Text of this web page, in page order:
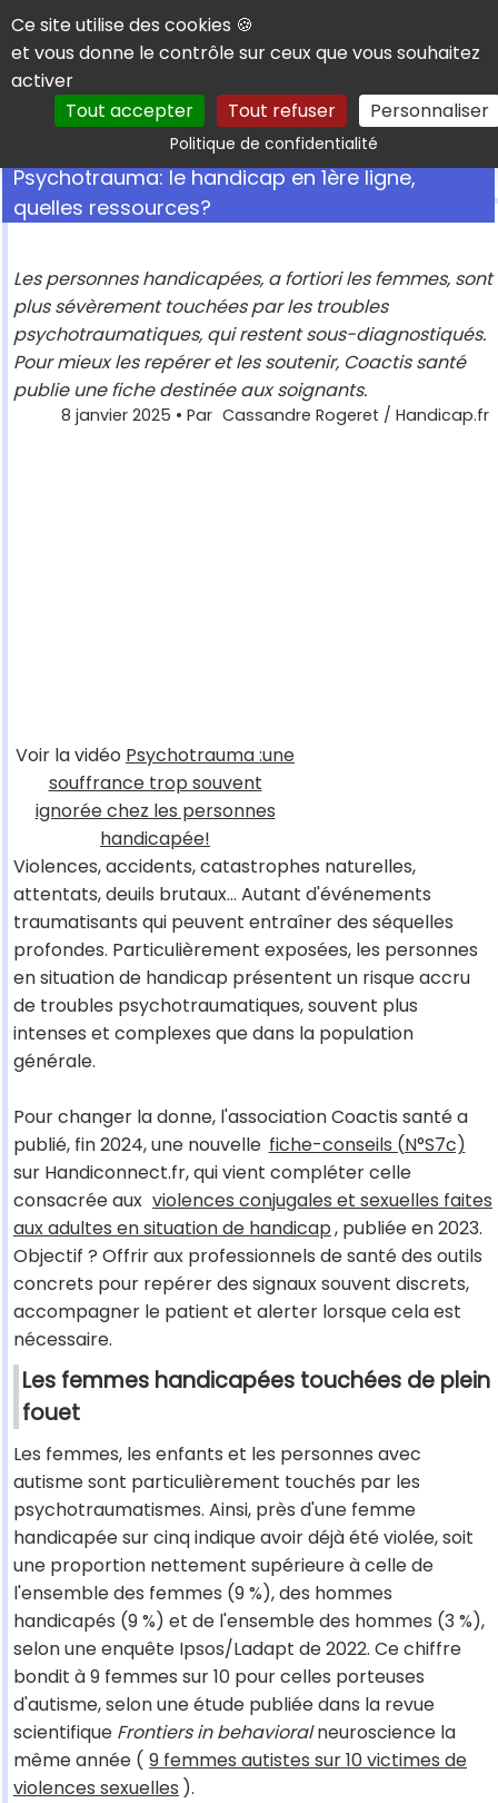
Panneau de gestion des cookies
Ce site utilise des cookies 🍪
et vous donne le contrôle sur ceux que vous souhaitez
activer
Tout accepter
Tout refuser Personnaliser
Politique de confidentialitéRechercher
Psychotrauma: le handicap en 1ère ligne,
quelles ressources?
Les personnes handicapées, a fortiori les femmes, sont
plus sévèrement touchées par les troubles
psychotraumatiques, qui restent sous-diagnostiqués.
Pour mieux les repérer et les soutenir, Coactis santé
publie une fiche destinée aux soignants.
8 janvier 2025 • Par Cassandre Rogeret / Handicap.fr
Voir la vidéo Psychotrauma :une
souffrance trop souvent
ignorée chez les personnes
handicapée!
Violences, accidents, catastrophes naturelles,
attentats, deuils brutaux… Autant d'événements
traumatisants qui peuvent entraîner des séquelles
profondes. Particulièrement exposées, les personnes
en situation de handicap présentent un risque accru
de troubles psychotraumatiques, souvent plus
intenses et complexes que dans la population
générale.
Pour changer la donne, l'association Coactis santé a
publié, fin 2024, une nouvelle fiche-conseils (N°S7c)
sur Handiconnect.fr, qui vient compléter celle
consacrée aux violences conjugales et sexuelles faites
aux adultes en situation de handicap, publiée en 2023.
Objectif ? Offrir aux professionnels de santé des outils
concrets pour repérer des signaux souvent discrets,
accompagner le patient et alerter lorsque cela est
nécessaire.
Les femmes handicapées touchées de plein
fouet
Les femmes, les enfants et les personnes avec
autisme sont particulièrement touchés par les
psychotraumatismes. Ainsi, près d'une femme
handicapée sur cinq indique avoir déjà été violée, soit
une proportion nettement supérieure à celle de
l'ensemble des femmes (9 %), des hommes
handicapés (9 %) et de l'ensemble des hommes (3 %),
selon une enquête Ipsos/Ladapt de 2022. Ce chiffre
bondit à 9 femmes sur 10 pour celles porteuses
d'autisme, selon une étude publiée dans la revue
scientifique Frontiers in behavioralneuroscience la
même année ( 9 femmes autistes sur 10 victimes de
violences sexuelles ).